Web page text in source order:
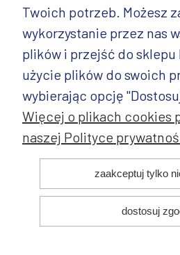
PRODUKTY
POZOSTAŁE
Twoich potrzeb. Możesz
wykorzystanie przez nas
plików i przejść do
użycie plików do swoich
wybierając opcję
Więcej o plikach cookies
naszej Polityce
zaakceptuj tylko
dostosuj